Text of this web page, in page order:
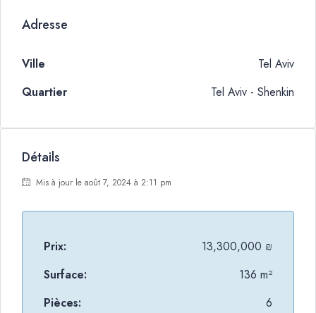
Adresse
Ville
Tel Aviv
Quartier
Tel Aviv - Shenkin
Détails
Mis à jour le août 7, 2024 à 2:11 pm
Prix:
13,300,000 ₪
Surface:
136 m²
Pièces:
6